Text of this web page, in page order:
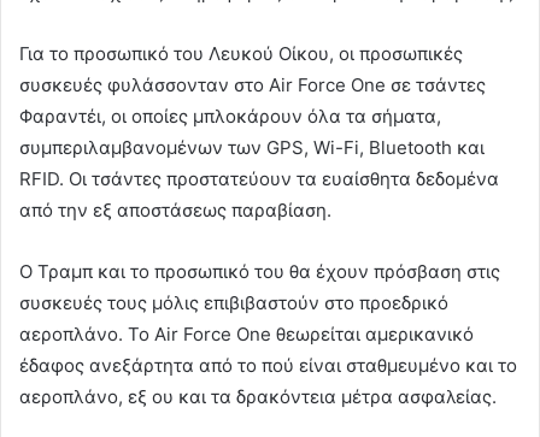
Για το προσωπικό του Λευκού Οίκου, οι προσωπικές
συσκευές φυλάσσονταν στο Air Force One σε τσάντες
Φαραντέι, οι οποίες μπλοκάρουν όλα τα σήματα,
συμπεριλαμβανομένων των GPS, Wi-Fi, Bluetooth και
RFID. Οι τσάντες προστατεύουν τα ευαίσθητα δεδομένα
από την εξ αποστάσεως παραβίαση.
Ο Τραμπ και το προσωπικό του θα έχουν πρόσβαση στις
συσκευές τους μόλις επιβιβαστούν στο προεδρικό
αεροπλάνο. Το Air Force One θεωρείται αμερικανικό
έδαφος ανεξάρτητα από το πού είναι σταθμευμένο και το
αεροπλάνο, εξ ου και τα δρακόντεια μέτρα ασφαλείας.